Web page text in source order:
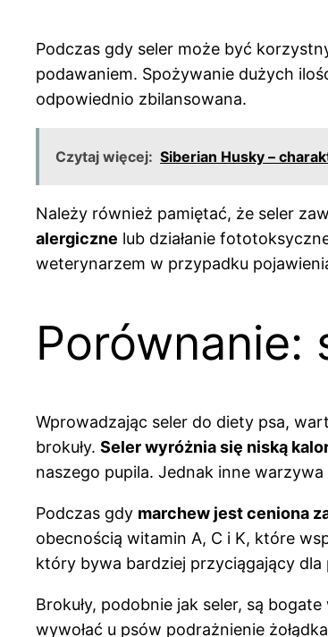
Podczas gdy seler może być
podawaniem. Spożywanie dużych
odpowiednio zbilansowana.
Czytaj więcej: Siberian Husky –
Należy również pamiętać, że seler
alergiczne lub działanie
weterynarzem w przypadku
Porównanie:
Wprowadzając seler do diety psa,
brokuły. Seler wyróżnia się niską
naszego pupila. Jednak inne
Podczas gdy marchew jest ceniona
obecnością witamin A, C i K, które
który bywa bardziej przyciągający dla
Brokuły, podobnie jak seler, są
wywołać u psów podrażnienie